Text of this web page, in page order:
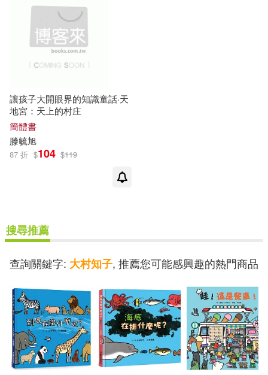
讓孩子大開眼界的知識童話·天
地宮：天上的村庄
簡體書
滕毓旭
87 折 $104 $119
搜尋推薦
查詢關鍵字: 大村知子, 推薦您可能感興趣的熱門商品